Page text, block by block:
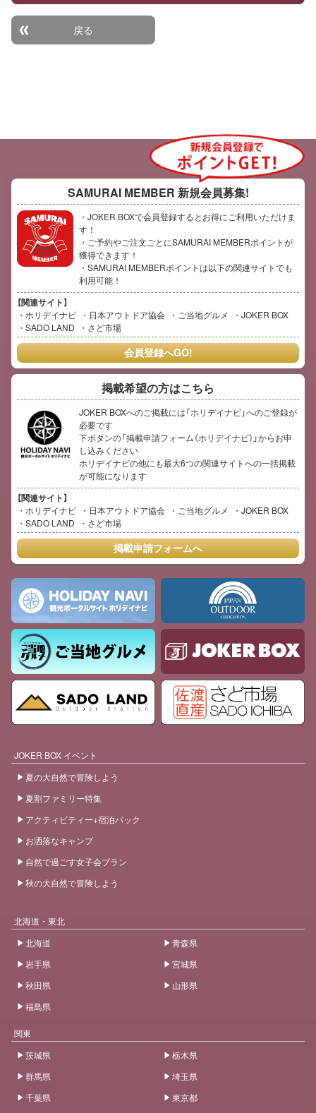
戻る
SAMURAI MEMBER 新規会員募集!
・JOKER BOXで会員登録するとお得にご利用いただけま
す！
・ご予約やご注文ごとにSAMURAI MEMBERポイントが
獲得できます！
・SAMURAI MEMBERポイントは以下の関連サイトでも
利用可能！
【関連サイト】
ホリデイナビ 日本アウトドア協会 ご当地グルメ
JOKER BOX
SADO LAND
さど市場
会員登録へGO!
掲載希望の方はこちら
JOKER BOXへのご掲載には「ホリデイナビ」へのご登録が
必要です
下ボタンの「掲載申請フォーム（ホリデイナビ）」からお申
し込みください
ホリデイナビの他にも最大6つの関連サイトへの一括掲載
が可能になります
【関連サイト】
ホリデイナビ 日本アウトドア協会 ご当地グルメ
JOKER BOX
SADO LAND
さど市場
掲載申請フォームへ
JOKER BOX イベント
夏の大自然で冒険しよう
夏割ファミリー特集
アクティビティー+宿泊パック
お洒落なキャンプ
自然で過ごす女子会プラン
秋の大自然で冒険しよう
北海道・東北
北海道
青森県
岩手県
宮城県
秋田県
山形県
福島県
関東
茨城県
栃木県
群馬県
埼玉県
千葉県
東京都